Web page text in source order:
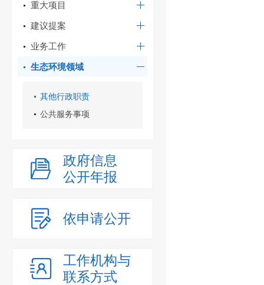
重大项目
建议提案
业务工作
生态环境领域
其他行政职责
公共服务事项
政府信息
公开年报
依申请公开
工作机构与
联系方式